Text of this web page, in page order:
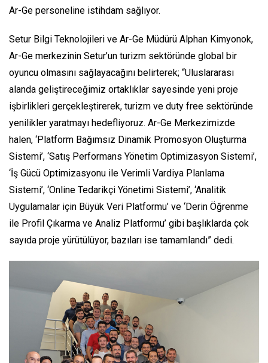
Ar-Ge personeline istihdam sağlıyor.
Setur Bilgi Teknolojileri ve Ar-Ge Müdürü Alphan Kimyonok,
Ar-Ge merkezinin Setur’un turizm sektöründe global bir
oyuncu olmasını sağlayacağını belirterek; “Uluslararası
alanda geliştireceğimiz ortaklıklar sayesinde yeni proje
işbirlikleri gerçekleştirerek, turizm ve duty free sektöründe
yenilikler yaratmayı hedefliyoruz. Ar-Ge Merkezimizde
halen, ‘Platform Bağımsız Dinamik Promosyon Oluşturma
Sistemi’, ‘Satış Performans Yönetim Optimizasyon Sistemi’,
‘İş Gücü Optimizasyonu ile Verimli Vardiya Planlama
Sistemi’, ‘Online Tedarikçi Yönetimi Sistemi’, ‘Analitik
Uygulamalar için Büyük Veri Platformu’ ve ‘Derin Öğrenme
ile Profil Çıkarma ve Analiz Platformu’ gibi başlıklarda çok
sayıda proje yürütülüyor, bazıları ise tamamlandı” dedi.